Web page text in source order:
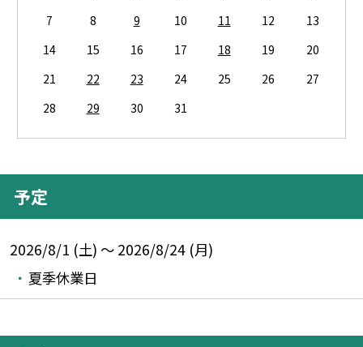
7
8 9 10 11 12
13
14
15 16 17 18 19
20
21
22 23 24 25 26
27
28
29 30 31
予定
2026/8/1 (土) ～ 2026/8/24 (月)
夏季休業日